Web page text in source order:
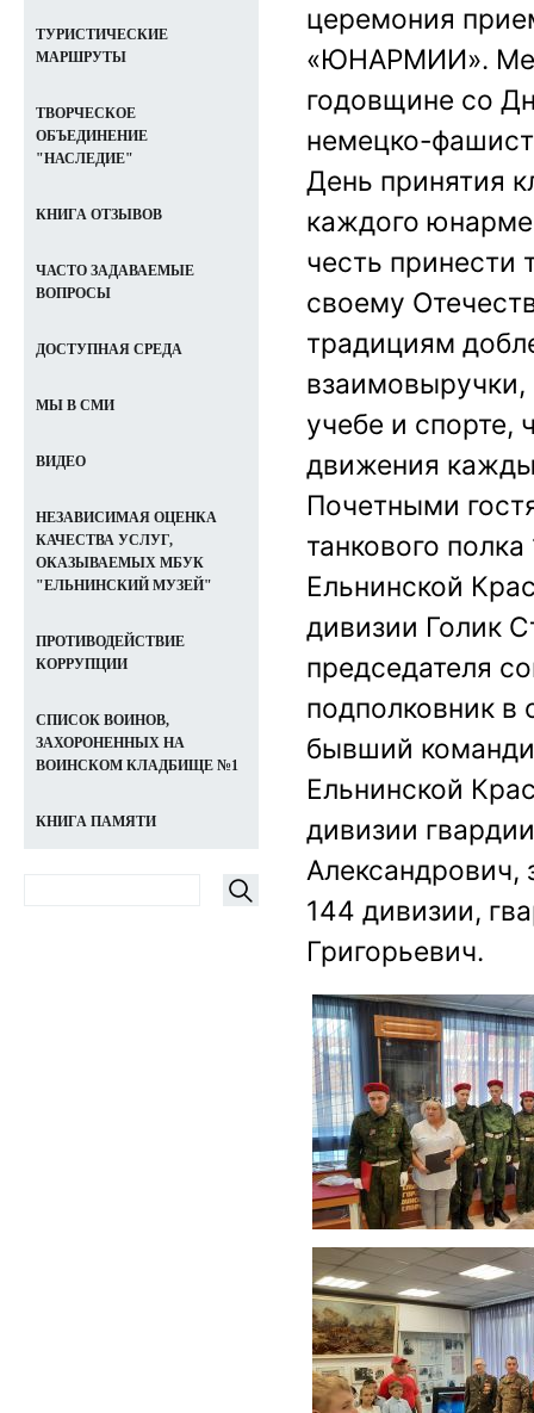
церемония
«ЮНАРМИИ».
годовщине со
немецко-
День принятия
каждого
честь принести
своему
традициям
учебе и спорте,
движения
Почетными
танкового
Ельнинской
дивизии Голик
председателя
подполковник в
бывший
Ельнинской
дивизии
Александрович,
144 дивизии,
Григорьевич.
ТУРИСТИЧЕСКИЕ
МАРШРУТЫ
ТВОРЧЕСКОЕ
ОБЪЕДИНЕНИЕ
"НАСЛЕДИЕ"
КНИГА ОТЗЫВОВ
ЧАСТО ЗАДАВАЕМЫЕ
ВОПРОСЫ
ДОСТУПНАЯ СРЕДА
МЫ В СМИ
ВИДЕО
НЕЗАВИСИМАЯ ОЦЕНКА
КАЧЕСТВА УСЛУГ,
ОКАЗЫВАЕМЫХ МБУК
"ЕЛЬНИНСКИЙ МУЗЕЙ"
ПРОТИВОДЕЙСТВИЕ
КОРРУПЦИИ
СПИСОК ВОИНОВ,
ЗАХОРОНЕННЫХ НА
ВОИНСКОМ КЛАДБИЩЕ №1
КНИГА ПАМЯТИ